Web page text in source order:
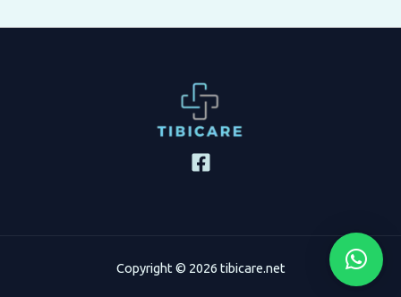
Copyright © 2026 tibicare.net